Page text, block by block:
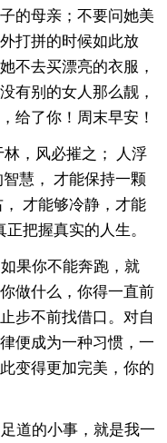
的母亲；不要问她美
打拼的时候如此放
不去买漂亮的衣服，
有别的女人那么靓，
给了你！周末早安！
，风必摧之； 人浮
慧， 才能保持一颗
才能够冷静，才能
把握真实的人生。
果你不能奔跑，就
做什么，你得一直前
步不前找借口。对自
便成为一种习惯，一
变得更加完美，你的
道的小事，就是我一